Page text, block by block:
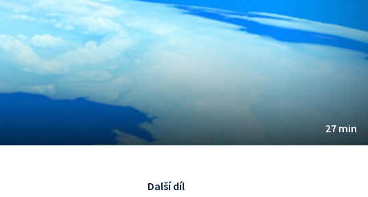
27 min
Další díl